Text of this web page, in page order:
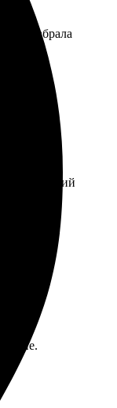
забрала
опций
быстро,